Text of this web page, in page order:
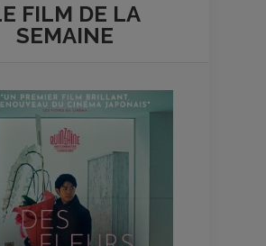
FILM DE LA
SEMAINE